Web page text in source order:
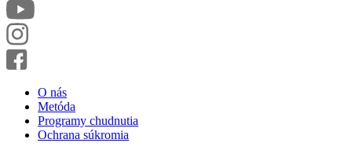
O nás
Metóda
Programy chudnutia
Ochrana súkromia